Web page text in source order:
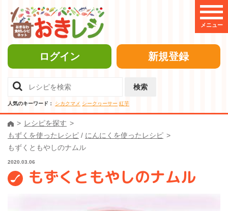
メニュー
ログイン 新規登録
検索
人気のキーワード： シカクマメ シークヮーサー 紅芋
レシピを探す
もずくを使ったレシピ / にんにくを使ったレシピ
もずくともやしのナムル
2020.03.06
もずくともやしのナムル